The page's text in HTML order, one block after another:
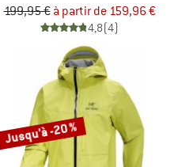
199,95 € à partir de 159,96 €
4,8(4)
Jusqu'à -20 %